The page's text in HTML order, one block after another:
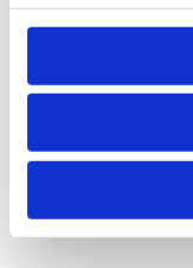
Mer informasjon om
Til hovedsiden